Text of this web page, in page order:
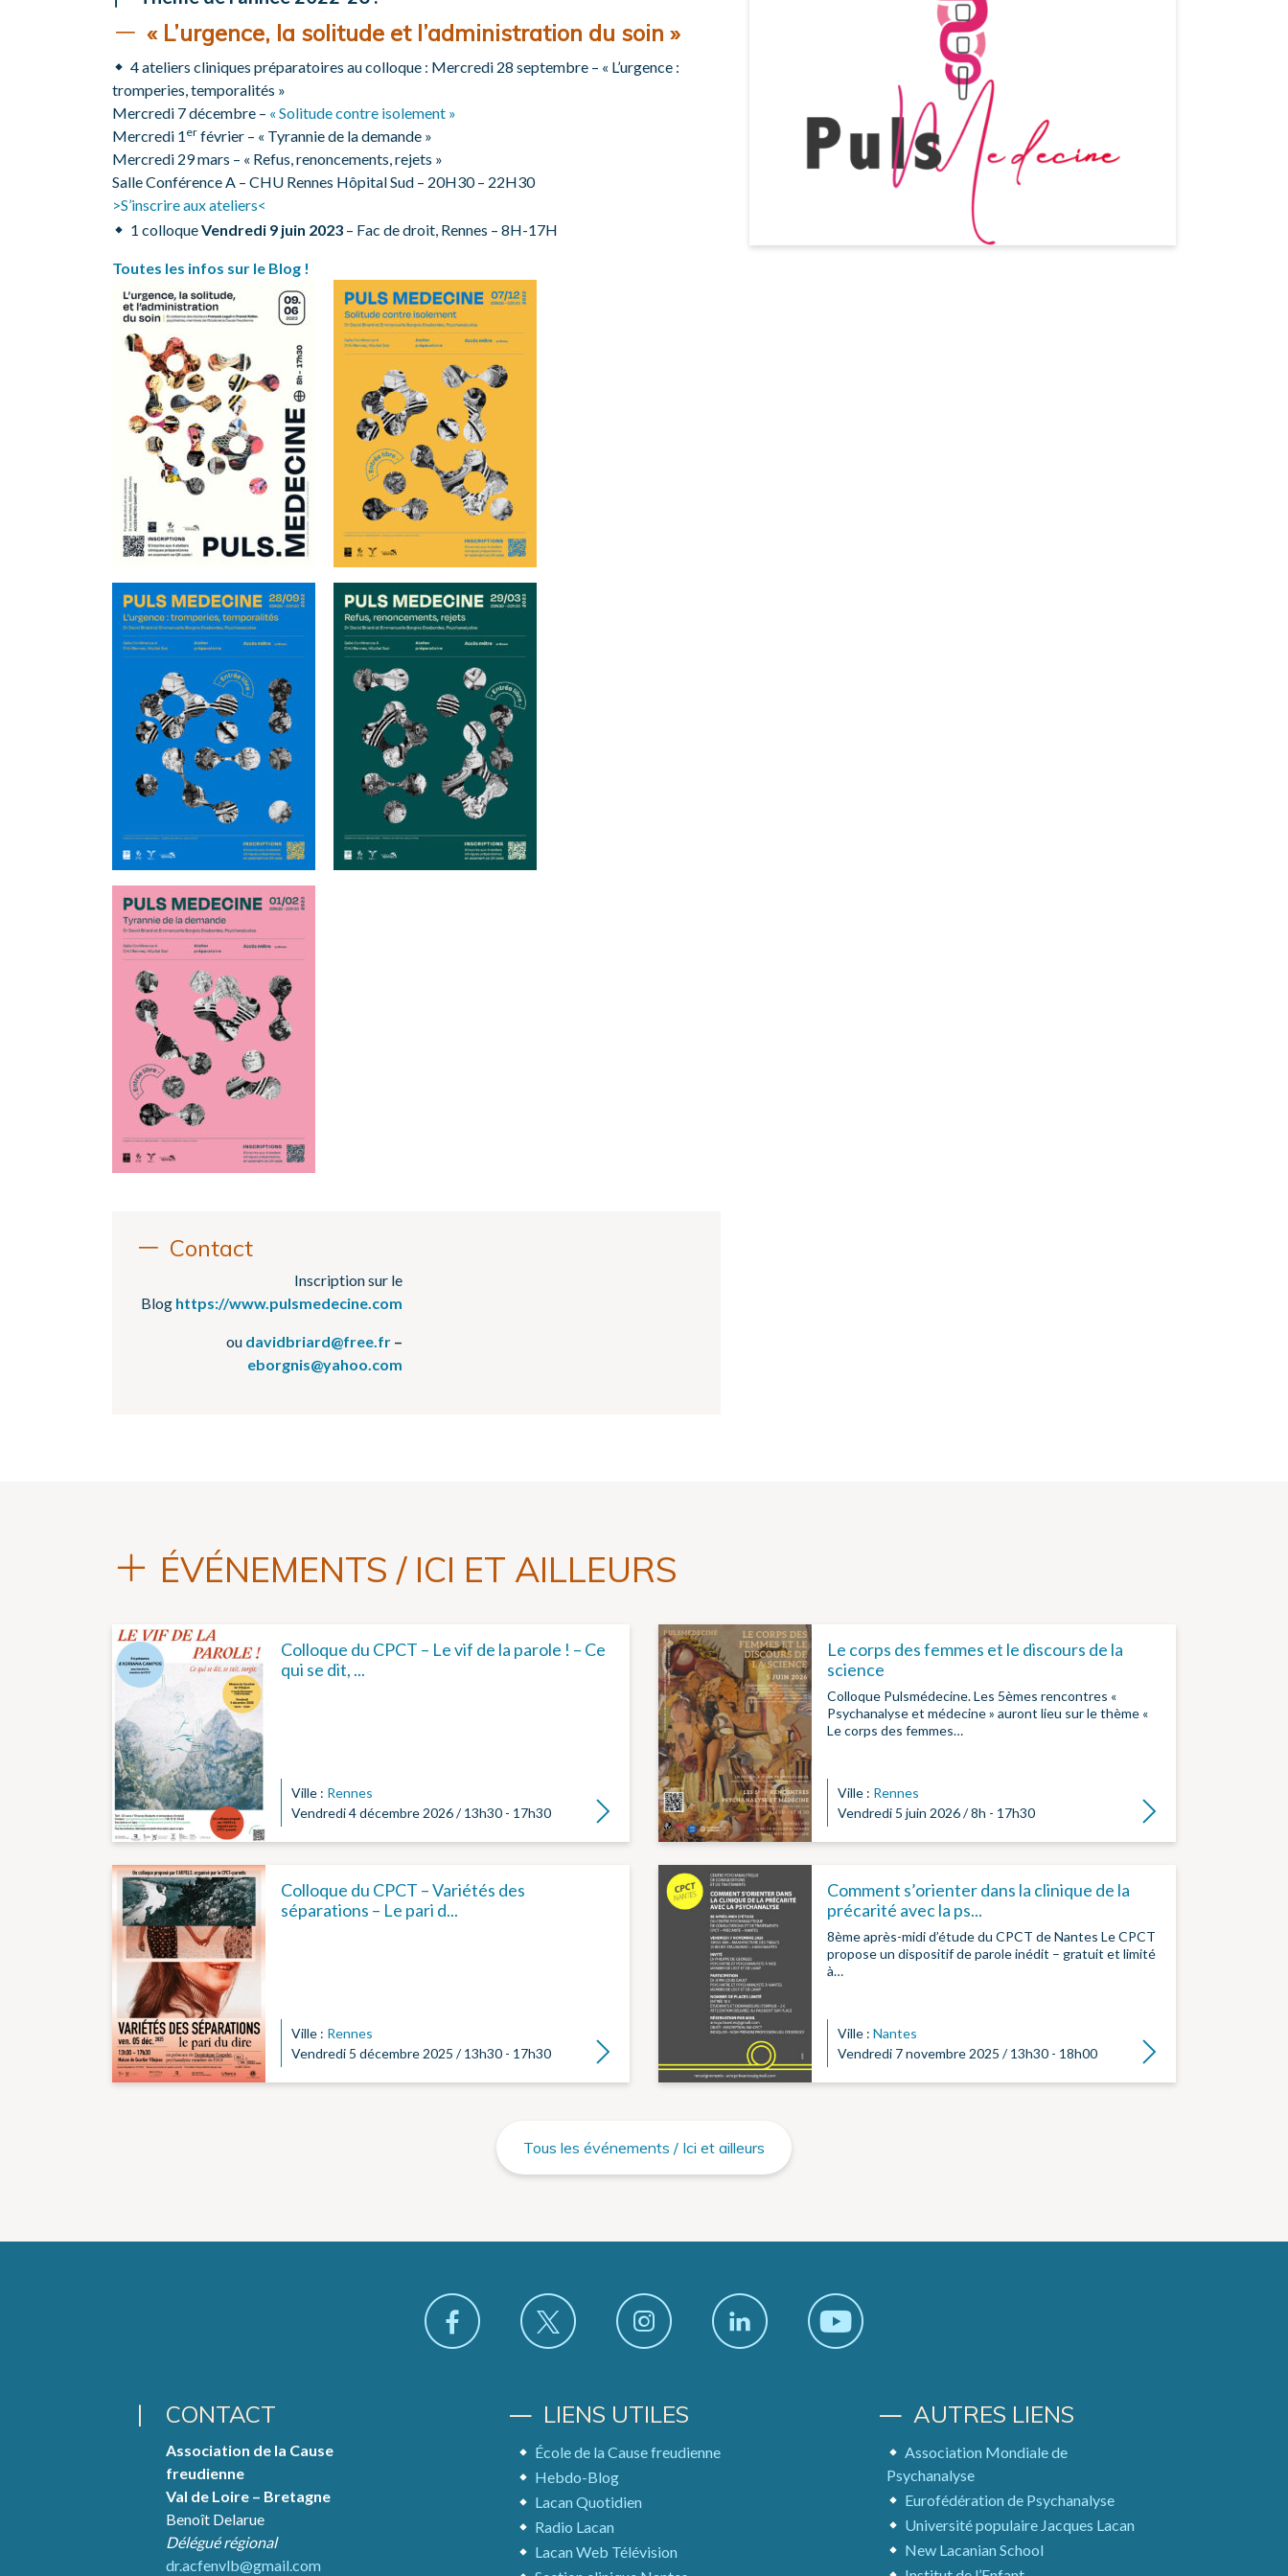
« L’urgence, la solitude et l’administration du soin »
4 ateliers cliniques préparatoires au colloque : Mercredi 28 septembre – « L’urgence :
tromperies, temporalités »
Mercredi 7 décembre – « Solitude contre isolement »
Mercredi 1 er février – « Tyrannie de la demande »
Mercredi 29 mars – « Refus, renoncements, rejets »
Salle Conférence A – CHU Rennes Hôpital Sud – 20H30 – 22H30
>S’inscrire aux ateliers<
1 colloqueVendredi 9 juin 2023 – Fac de droit, Rennes – 8H-17H
Toutes les infos sur le Blog !
Contact
Inscription sur le
Blog https://www.pulsmedecine.com
ou davidbriard@free.fr–
eborgnis@yahoo.com
ÉVÉNEMENTS / ICI ET AILLEURS
Colloque du CPCT – Le vif de la parole ! – Ce
qui se dit, ...
Ville : Rennes
Vendredi 4 décembre 2026 / 13h30 - 17h30
Lire la suite
Le corps des femmes et le discours de la
science
Colloque Pulsmédecine. Les 5èmes rencontres «
Psychanalyse et médecine » auront lieu sur le thème «
Le corps des femmes…
Ville : Rennes
Vendredi 5 juin 2026 / 8h - 17h30
Lire la suite
Colloque du CPCT – Variétés des
séparations – Le pari d...
Ville : Rennes
Vendredi 5 décembre 2025 / 13h30 - 17h30
Lire la suite
Comment s’orienter dans la clinique de la
précarité avec la ps...
8ème après-midi d’étude du CPCT de Nantes Le CPCT
propose un dispositif de parole inédit – gratuit et limité
à…
Ville : Nantes
Vendredi 7 novembre 2025 / 13h30 - 18h00
Lire la suite
Tous les événements / Ici et ailleurs
CONTACT
Association de la Cause
freudienne
Val de Loire – Bretagne
Benoît Delarue
Délégué régional
dr.acfenvlb@gmail.com
LIENS UTILES
École de la Cause freudienne
Hebdo-Blog
Lacan Quotidien
Radio Lacan
Lacan Web Télévision
AUTRES LIENS
Association Mondiale de
Psychanalyse
Eurofédération de Psychanalyse
Université populaire Jacques Lacan
New Lacanian School